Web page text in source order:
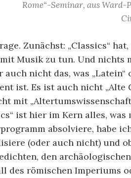
Rome“-Seminar, aus Ward-
Zunächst: „Classics“
Musik zu tun. Und nichts
auch nicht das, was
ist. Es ist auch nicht „Alte
mit
ist hier im Kern alles,
absolviere, habe
(oder auch nicht) und
den
des römischen Imperiums